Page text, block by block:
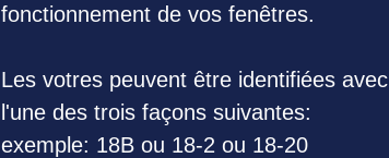
fonctionnement de vos fenêtres.
Les votres peuvent être identifiées avec
l'une des trois façons suivantes:
exemple: 18B ou 18-2 ou 18-20